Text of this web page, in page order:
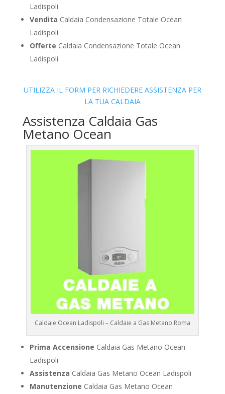
Ladispoli
Vendita Caldaia Condensazione Totale Ocean
Ladispoli
Offerte Caldaia Condensazione Totale Ocean
Ladispoli
UTILIZZA IL FORM PER RICHIEDERE ASSISTENZA PER
LA TUA CALDAIA
Assistenza Caldaia Gas
Metano Ocean
Caldaie Ocean Ladispoli – Caldaie a Gas Metano Roma
Prima Accensione Caldaia Gas Metano Ocean
Ladispoli
Assistenza Caldaia Gas Metano Ocean Ladispoli
Manutenzione Caldaia Gas Metano Ocean